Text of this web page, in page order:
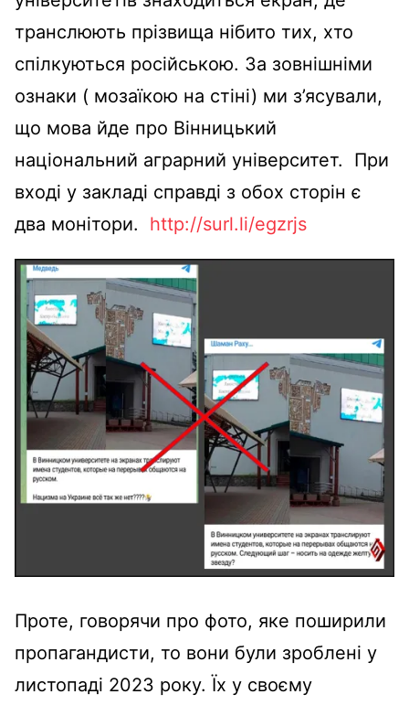
транслюють прізвища нібито тих, хто
спілкуються російською. За зовнішніми
ознаки ( мозаїкою на стіні) ми з’ясували,
що мова йде про Вінницький
національний аграрний університет. При
вході у закладі справді з обох сторін є
два монітори. http://surl.li/egzrjs
Проте, говорячи про фото, яке поширили
пропагандисти, то вони були зроблені у
листопаді 2023 року. Їх у своєму